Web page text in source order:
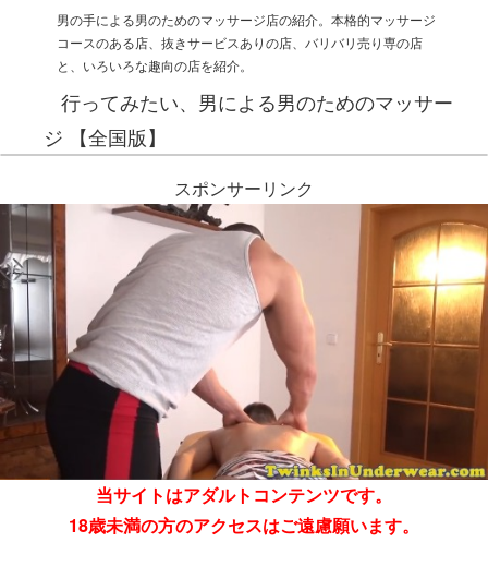
男の手による男のためのマッサージ店の紹介。本格的マッサージ
コースのある店、抜きサービスありの店、バリバリ売り専の店
と、いろいろな趣向の店を紹介。
行ってみたい、男による男のためのマッサー
ジ 【全国版】
スポンサーリンク
当サイトはアダルトコンテンツです。
18歳未満の方のアクセスはご遠慮願います。